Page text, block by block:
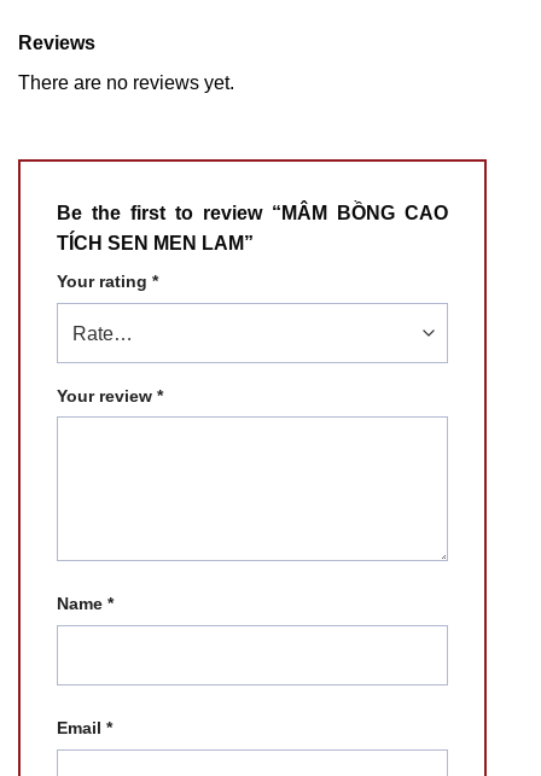
Reviews
There are no reviews yet.
Be the first to review “MÂM BỒNG CAO
TÍCH SEN MEN LAM”
Your rating *
Your review *
Name *
Email *